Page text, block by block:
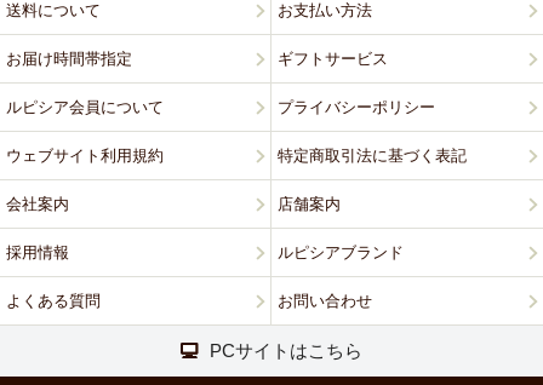
送料について お支払い方法
お届け時間帯指定 ギフトサービス
ルピシア会員について プライバシーポリシー
ウェブサイト利用規約 特定商取引法に基づく表記
会社案内 店舗案内
採用情報 ルピシアブランド
よくある質問 お問い合わせ
PCサイトはこちら